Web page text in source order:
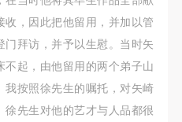
，因此把他留用，并加以管
拜访，并予以生慰。当时矢
起，由他留用的两个弟子山
我按照徐先生的嘱托，对矢崎
徐先生对他的艺才与人品都很